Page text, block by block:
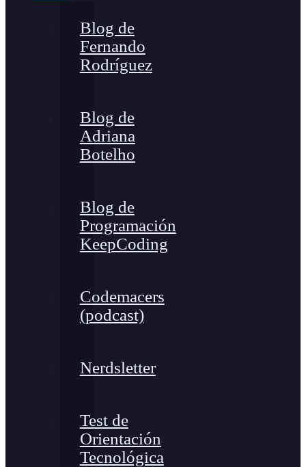
Blog de
Fernando
Rodríguez
Blog de
Adriana
Botelho
Blog de
Programación
KeepCoding
Codemacers
(podcast)
Nerdsletter
Test de
Orientación
Tecnológica